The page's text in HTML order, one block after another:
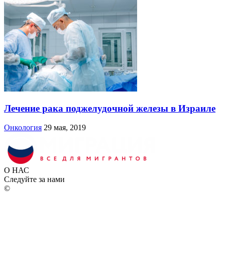
Лечение рака поджелудочной железы в Израиле
Онкология 29 мая, 2019
О НАС
Следуйте за нами
©